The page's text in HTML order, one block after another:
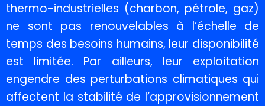
thermo-industrielles (charbon, pétrole, gaz)
ne sont pas renouvelables à l’échelle de
temps des besoins humains, leur disponibilité
est limitée. Par ailleurs, leur exploitation
engendre des perturbations climatiques qui
affectent la stabilité de l’approvisionnement